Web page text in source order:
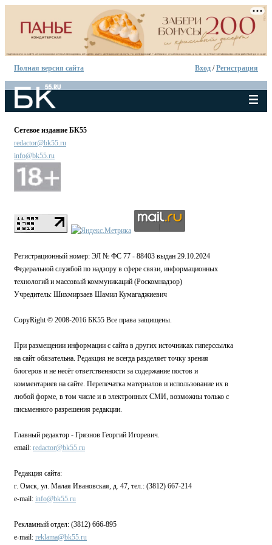
Полная версия сайта Вход /Регистрация
Сетевое издание БК55
redactor@bk55.ru
info@bk55.ru
Регистрационный номер: ЭЛ № ФС 77 - 88403 выдан 29.10.2024
Федеральной службой по надзору в сфере связи, информационных
технологий и массовый коммуникаций (Роскомнадзор)
Учредитель: Шихмирзаев Шамил Кумагаджиевич
CopyRight © 2008-2016 БК55 Все права защищены.
При размещении информации с сайта в других источниках гиперссылка
на сайт обязательна. Редакция не всегда разделяет точку зрения
блогеров и не несёт ответственности за содержание постов и
комментариев на сайте. Перепечатка материалов и использование их в
любой форме, в том числе и в электронных СМИ, возможны только с
письменного разрешения редакции.
Главный редактор - Грязнов Георгий Игоревич.
email: redactor@bk55.ru
Редакция сайта:
г. Омск, ул. Малая Ивановская, д. 47, тел.: (3812) 667-214
e-mail: info@bk55.ru
Рекламный отдел: (3812) 666-895
e-mail: reklama@bk55.ru